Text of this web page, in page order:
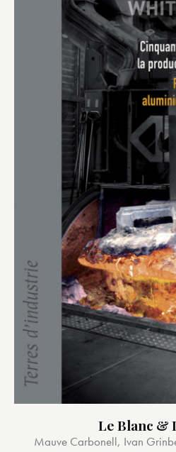
Le Blanc &
Mauve Carbonell, Ivan